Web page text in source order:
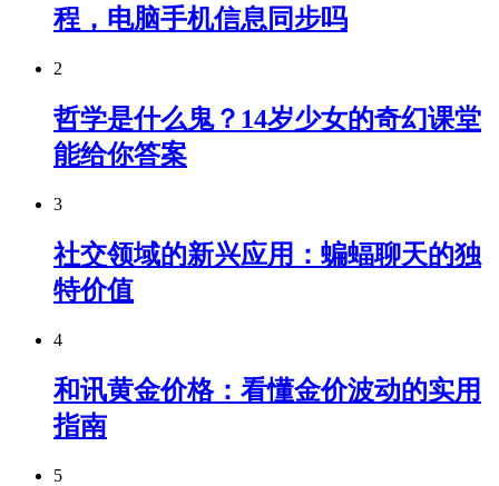
程，电脑手机信息同步吗
2
哲学是什么鬼？14岁少女的奇幻课堂
能给你答案
3
社交领域的新兴应用：蝙蝠聊天的独
特价值
4
和讯黄金价格：看懂金价波动的实用
指南
5